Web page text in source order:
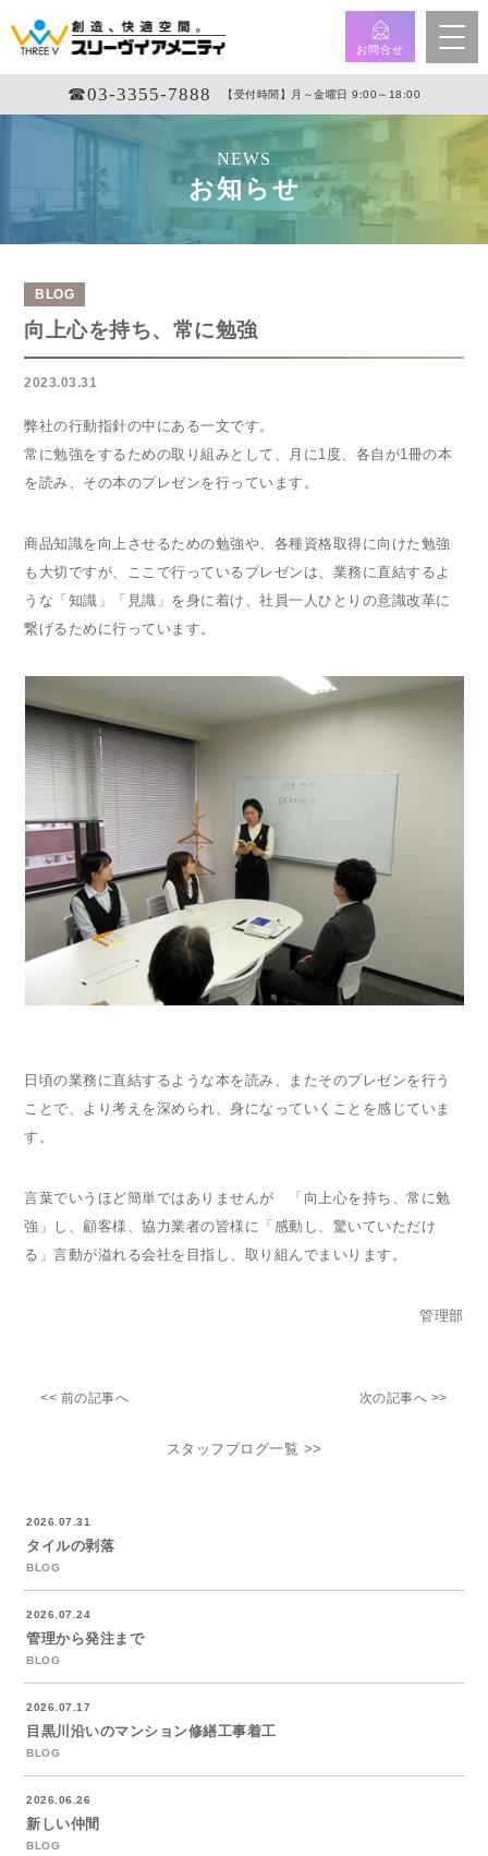
お問合せ
☎︎03-3355-7888 【受付時間】月～金曜日 9:00～18:00
NEWS
お知らせ
BLOG
向上心を持ち、常に勉強
2023.03.31
弊社の行動指針の中にある一文です。
常に勉強をするための取り組みとして、月に1度、各自が1冊の本
を読み、その本のプレゼンを行っています。
商品知識を向上させるための勉強や、各種資格取得に向けた勉強
も大切ですが、ここで行っているプレゼンは、業務に直結するよ
うな「知識」「見識」を身に着け、社員一人ひとりの意識改革に
繋げるために行っています。
日頃の業務に直結するような本を読み、またそのプレゼンを行う
ことで、より考えを深められ、身になっていくことを感じていま
す。
言葉でいうほど簡単ではありませんが 「向上心を持ち、常に勉
強」し、顧客様、協力業者の皆様に「感動し、驚いていただけ
る」言動が溢れる会社を目指し、取り組んでまいります。
管理部
<< 前の記事へ 次の記事へ >>
スタッフブログ一覧 >>
2026.07.31
タイルの剥落
BLOG
2026.07.24
管理から発注まで
BLOG
2026.07.17
目黒川沿いのマンション修繕工事着工
BLOG
2026.06.26
新しい仲間
BLOG